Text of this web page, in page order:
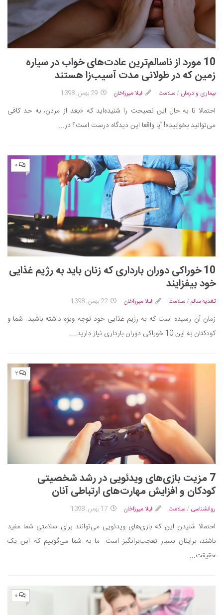
10 مورد از ناسالم‌ترین عادت‌های خواب در سیاره
زمین که در طولانی مدت آسیب‌زا هستند
بیماری و درمان /سلامت لیلا میرزاخان 29 بهمن, 1398
احتمالا تا به حال این نصیحت را شنیده‌اید که «بعد از مردن، به حد کافی
می‌توانید بخوابید»! آیا واقعا این دیدگاه درست است؟ در...
۰
10 خوراکی دوران بارداری که زنان باید به رژیم غذایی
خود بیفزایند
تغذیه سالم/سلامت لیلا میرزاخان 22 بهمن, 1398
زمان آن رسیده است که به رژیم غذایی خود توجه ویژه داشته باشید. شما و
کودکتان به این 10 خوراکی دوران بارداری نیاز دارید....
۲
7 مزیت بازی‌های ویدئویی در رشد شخصیتی
کودکان و افزایش مهارت‌های ارتباطی آنان
روانشناسی /سلامت لیلا میرزاخان 17 بهمن, 1398
احتمالا شنیدن این که بازی‌های ویدئویی می‌توانند برای سلامتی شما مفید
باشند، برایتان بسیار تعجب‌برانگیز است. ما به شما می‌گوییم که این یک
حقیقت...
۰